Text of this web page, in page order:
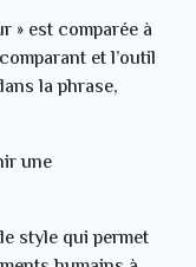
» est comparée à
et l’outil
la phrase,
une
style qui permet